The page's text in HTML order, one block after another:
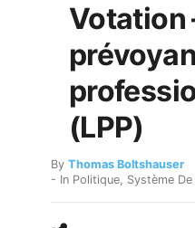
Votation
(LPP)
By Thomas Boltshauser
- In Politique, Système